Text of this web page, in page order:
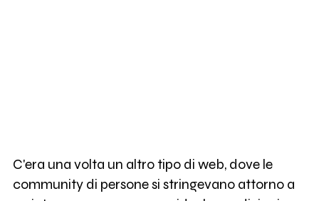
C'era una volta un altro tipo di web, dove le
community di persone si stringevano attorno a